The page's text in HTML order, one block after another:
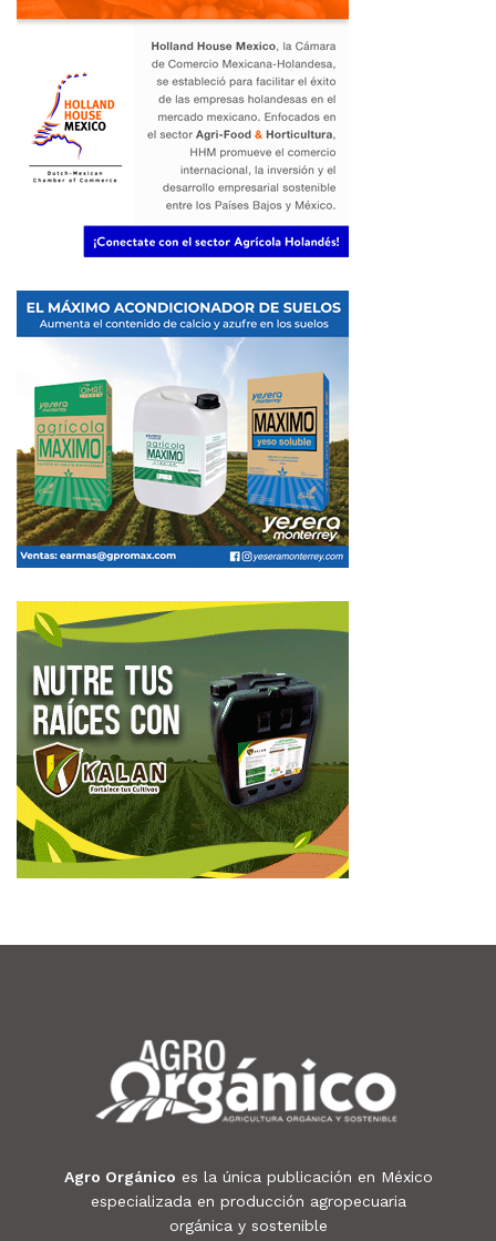
Agro Orgánico es la única publicación en México
especializada en producción agropecuaria
orgánica y sostenible